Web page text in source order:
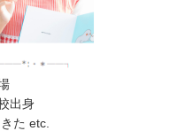
職場
出身
た etc.